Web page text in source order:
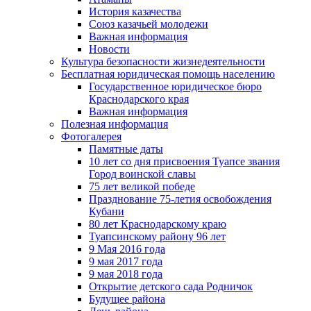
История казачества
Союз казачьей молодежи
Важная информация
Новости
Культура безопасности жизнедеятельности
Бесплатная юридическая помощь населению
Государственное юридическое бюро
Краснодарского края
Важная информация
Полезная информация
Фотогалерея
Памятные даты
10 лет со дня присвоения Туапсе звания
Город воинской славы
75 лет великой победе
Празднование 75-летия освобождения
Кубани
80 лет Краснодарскому краю
Туапсинскому району 96 лет
9 Мая 2016 года
9 мая 2017 года
9 мая 2018 года
Открытие детского сада Родничок
Будущее района